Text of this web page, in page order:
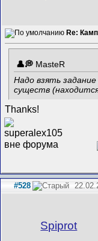
Re:
MasteR
Надо взять
существ
Thanks!
#528
Spiprot